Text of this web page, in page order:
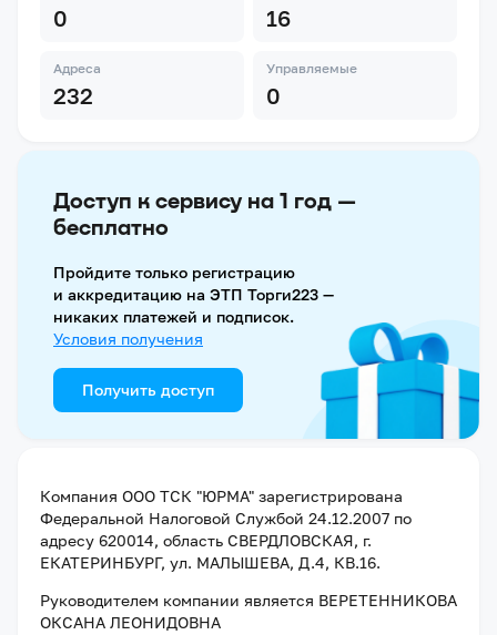
0 16
Адреса
232
Управляемые
0
Доступ к сервису на 1 год —
бесплатно
Пройдите только регистрацию
и аккредитацию на ЭТП Торги223 —
никаких платежей и подписок.
Условия получения
Получить доступ
Компания ООО ТСК "ЮРМА" зарегистрирована
Федеральной Налоговой Службой 24.12.2007 по
адресу 620014, область СВЕРДЛОВСКАЯ, г.
ЕКАТЕРИНБУРГ, ул. МАЛЫШЕВА, Д.4, КВ.16.
Руководителем компании является ВЕРЕТЕННИКОВА
ОКСАНА ЛЕОНИДОВНА